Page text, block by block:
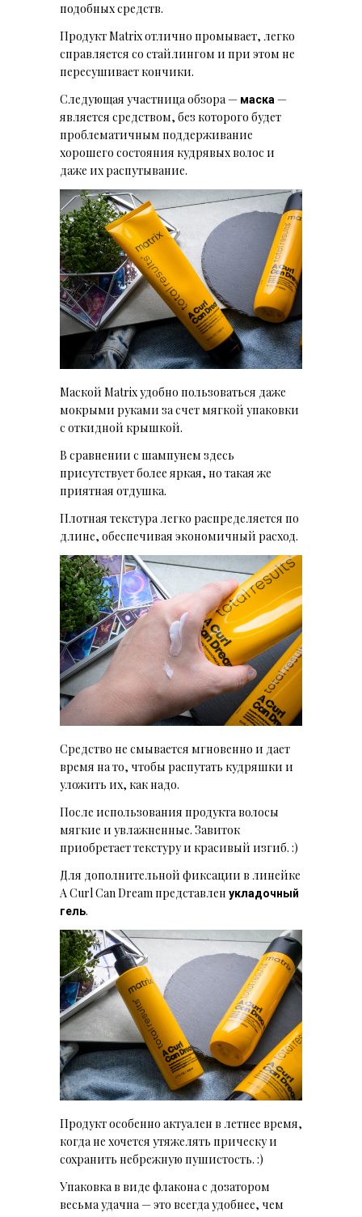
подобных средств.
Продукт Matrix отлично промывает, легко
справляется со стайлингом и при этом не
пересушивает кончики.
Следующая участница обзора — маска—
является средством, без которого будет
проблематичным поддерживание
хорошего состояния кудрявых волос и
даже их распутывание.
Маской Matrix удобно пользоваться даже
мокрыми руками за счет мягкой упаковки
с откидной крышкой.
В сравнении с шампунем здесь
присутствует более яркая, но такая же
приятная отдушка.
Плотная текстура легко распределяется по
длине, обеспечивая экономичный расход.
Средство не смывается мгновенно и дает
время на то, чтобы распутать кудряшки и
уложить их, как надо.
После использования продукта волосы
мягкие и увлажненные. Завиток
приобретает текстуру и красивый изгиб. :)
Для дополнительной фиксации в линейке
A Curl Can Dream представлен укладочный
гель.
Продукт особенно актуален в летнее время,
когда не хочется утяжелять прическу и
сохранить небрежную пушистость. :)
Упаковка в виде флакона с дозатором
весьма удачна — это всегда удобнее, чем